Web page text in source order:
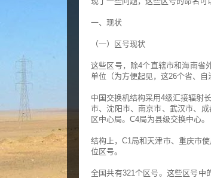
一、现状
（一）区号现状
这些区号，除4个直辖市和海南省
单位（为方便起见，这26个省、自
中国交换机结构采用4级汇接辐射
市、沈阳市、南京市、武汉市、
区中心局。C4局为县级交换中心。
结构上，C1局和天津市、重庆市
位区号。
全国共有321个区号。这些区号中